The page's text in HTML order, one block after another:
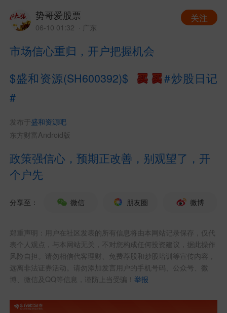
势哥爱股票
06-10 01:32 · 广东
关注
市场信心重归，开户把握机会
$盛和资源(SH600392)$
#炒股日记
#
发布于 盛和资源吧
东方财富Android版
政策强信心，预期正改善，别观望了，开
个户先
分享至： 微信 朋友圈 微博
郑重声明：用户在社区发表的所有信息将由本网站记录保存，仅代
表个人观点，与本网站无关，不对您构成任何投资建议，据此操作
风险自担。请勿相信代客理财、免费荐股和炒股培训等宣传内容，
远离非法证券活动。请勿添加发言用户的手机号码、公众号、微
博、微信及QQ等信息，谨防上当受骗！举报